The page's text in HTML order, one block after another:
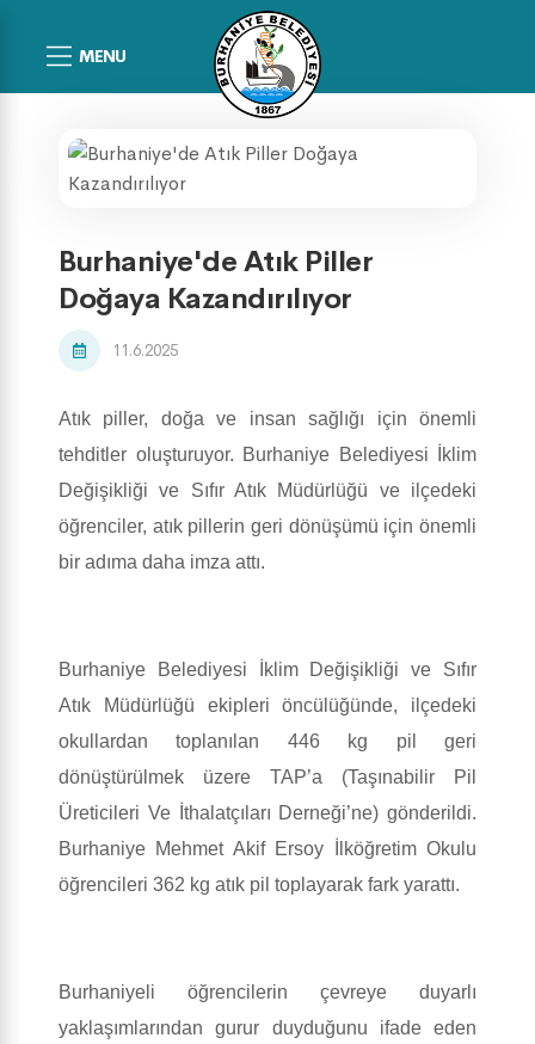
MENU
Burhaniye'de Atık Piller
Doğaya Kazandırılıyor
11.6.2025
Atık piller, doğa ve insan sağlığı için önemli
tehditler oluşturuyor. Burhaniye Belediyesi İklim
Değişikliği ve Sıfır Atık Müdürlüğü ve ilçedeki
öğrenciler, atık pillerin geri dönüşümü için önemli
bir adıma daha imza attı.
Burhaniye Belediyesi İklim Değişikliği ve Sıfır
Atık Müdürlüğü ekipleri öncülüğünde, ilçedeki
okullardan toplanılan 446 kg pil geri
dönüştürülmek üzere TAP’a (Taşınabilir Pil
Üreticileri Ve İthalatçıları Derneği’ne) gönderildi.
Burhaniye Mehmet Akif Ersoy İlköğretim Okulu
öğrencileri 362 kg atık pil toplayarak fark yarattı.
Burhaniyeli öğrencilerin çevreye duyarlı
yaklaşımlarından gurur duyduğunu ifade eden